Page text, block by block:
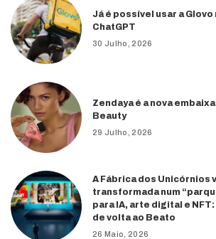
Já é possível usar a Glovo
ChatGPT
30 Julho, 2026
Zendaya é a nova
Beauty
29 Julho, 2026
A Fábrica dos Unicórnios
transformada num
para IA, arte digital e
de volta ao Beato
26 Maio, 2026